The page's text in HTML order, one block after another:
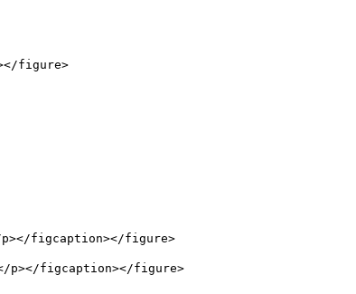
figure>
p></figcaption></figure>
p></figcaption></figure>